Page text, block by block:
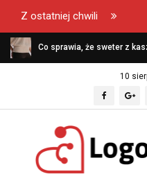
Z ostatniej chwili
Co sprawia, że sweter z
10